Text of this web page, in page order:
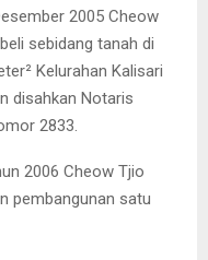
2005 Cheow
sebidang tanah di
Kelurahan Kalisari
disahkan Notaris
2833.
2006 Cheow Tjio
pembangunan satu